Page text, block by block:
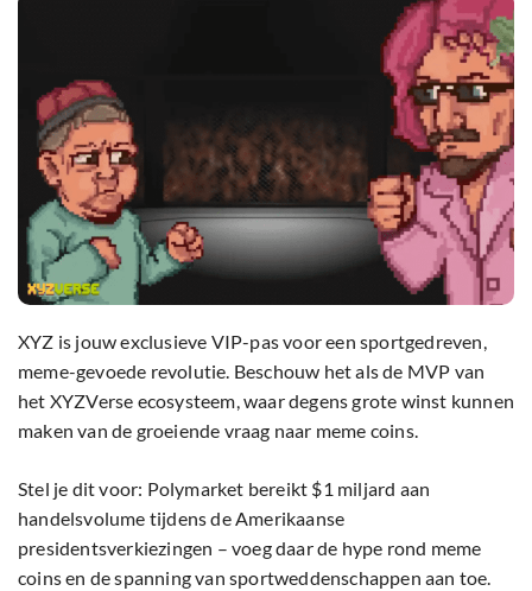
XYZ is jouw exclusieve VIP-pas voor een sportgedreven,
meme-gevoede revolutie. Beschouw het als de MVP van
het XYZVerse ecosysteem, waar degens grote winst kunnen
maken van de groeiende vraag naar meme coins.
Stel je dit voor: Polymarket bereikt $1 miljard aan
handelsvolume tijdens de Amerikaanse
presidentsverkiezingen – voeg daar de hype rond meme
coins en de spanning van sportweddenschappen aan toe.